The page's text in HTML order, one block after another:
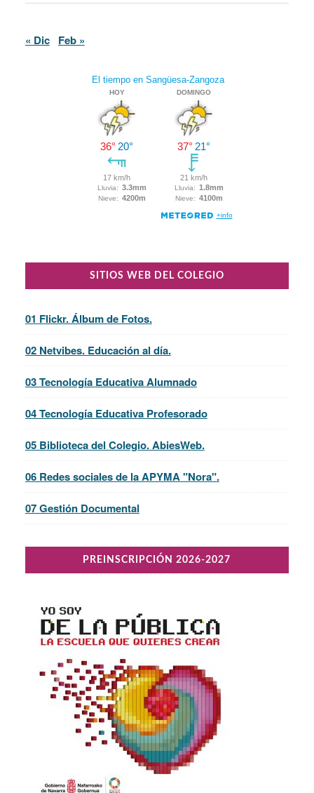
« Dic Feb »
SITIOS WEB DEL COLEGIO
01 Flickr. Álbum de Fotos.
02 Netvibes. Educación al día.
03 Tecnología Educativa Alumnado
04 Tecnología Educativa Profesorado
05 Biblioteca del Colegio. AbiesWeb.
06 Redes sociales de la APYMA "Nora".
07 Gestión Documental
PREINSCRIPCIÓN 2026-2027